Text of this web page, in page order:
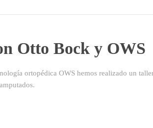
Otto Bock y OWS
ortopédica OWS hemos realizado un